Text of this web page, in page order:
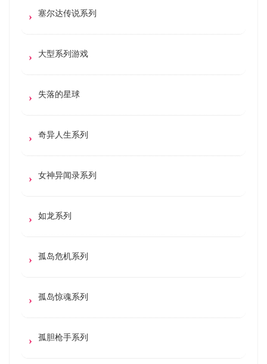
塞尔达传说系列
大型系列游戏
失落的星球
奇异人生系列
女神异闻录系列
如龙系列
孤岛危机系列
孤岛惊魂系列
孤胆枪手系列